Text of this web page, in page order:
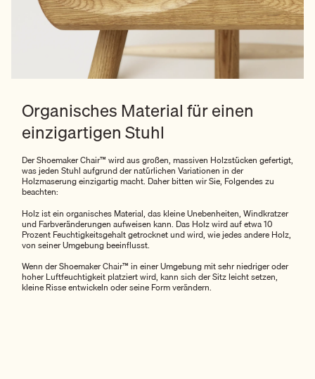
Organisches Material für einen
einzigartigen Stuhl
Der Shoemaker Chair™ wird aus großen, massiven Holzstücken gefertigt,
was jeden Stuhl aufgrund der natürlichen Variationen in der
Holzmaserung einzigartig macht. Daher bitten wir Sie, Folgendes zu
beachten:
Holz ist ein organisches Material, das kleine Unebenheiten, Windkratzer
und Farbveränderungen aufweisen kann. Das Holz wird auf etwa 10
Prozent Feuchtigkeitsgehalt getrocknet und wird, wie jedes andere Holz,
von seiner Umgebung beeinflusst.
Wenn der Shoemaker Chair™ in einer Umgebung mit sehr niedriger oder
hoher Luftfeuchtigkeit platziert wird, kann sich der Sitz leicht setzen,
kleine Risse entwickeln oder seine Form verändern.